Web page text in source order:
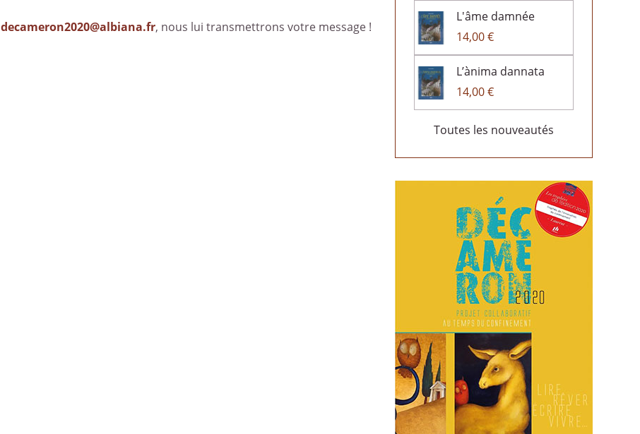
decameron2020@albiana.fr, nous lui transmettrons votre message !
L'âme damnée
14,00 €
L’ànima dannata
14,00 €
Toutes les nouveautés